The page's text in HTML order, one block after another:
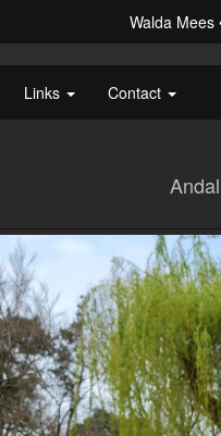
Walda Mees
Links Contact